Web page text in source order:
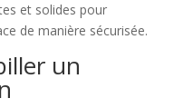
et solides pour
de manière sécurisée.
un